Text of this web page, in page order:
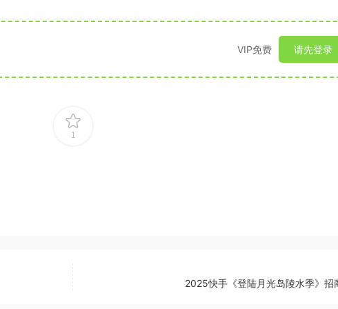
VIP免费 请先登录
1
2025快手《登陆月光岛陵水季》招